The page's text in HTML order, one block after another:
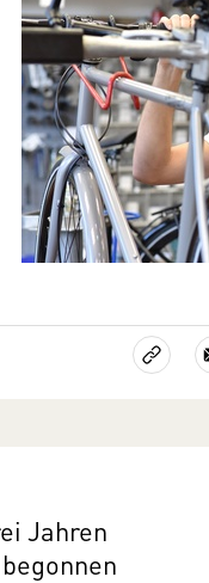
Jahren